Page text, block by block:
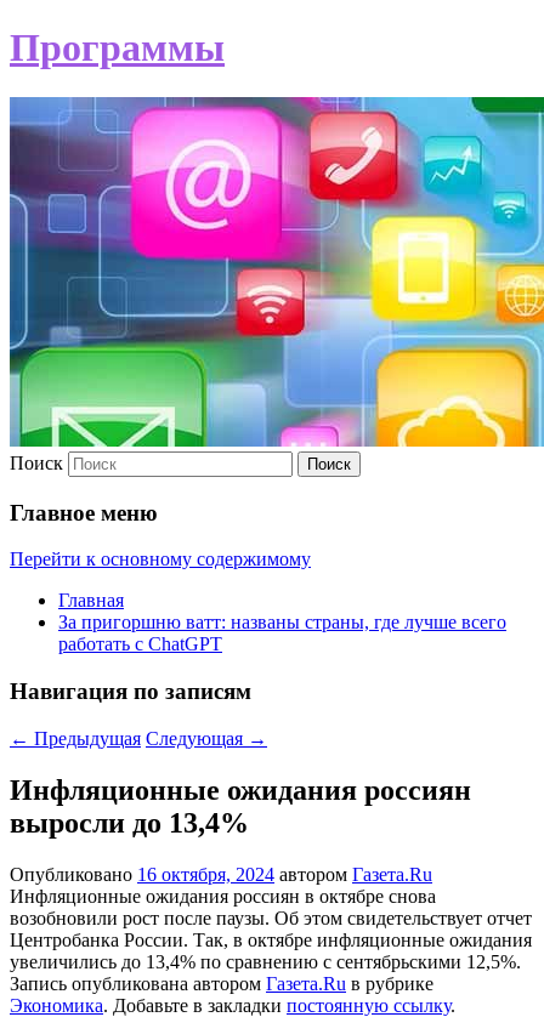
Программы
Поиск
Главное меню
Перейти к основному содержимому
Главная
За пригоршню ватт: названы страны, где лучше всего
работать с ChatGPT
Навигация по записям
← Предыдущая Следующая →
Инфляционные ожидания россиян
выросли до 13,4%
Опубликовано 16 октября, 2024 автором Газета.Ru
Инфляционные ожидания россиян в октябре снова
возобновили рост после паузы. Об этом свидетельствует отчет
Центробанка России. Так, в октябре инфляционные ожидания
увеличились до 13,4% по сравнению с сентябрьскими 12,5%.
Запись опубликована автором Газета.Ru в рубрике
Экономика. Добавьте в закладки постоянную ссылку.